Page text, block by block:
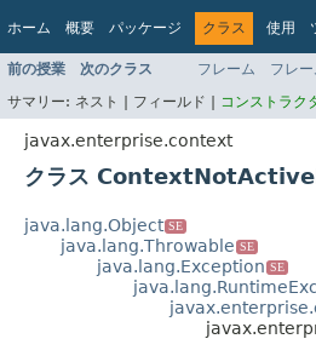
ホーム 概要 パッケージ クラス 使用
前の授業 次のクラス フレーム フレ
サマリー: ネスト | フィールド | コンストラク
javax.enterprise.context
クラス
java.lang.Object SE
java.lang.Throwable SE
java.lang.Exception SE